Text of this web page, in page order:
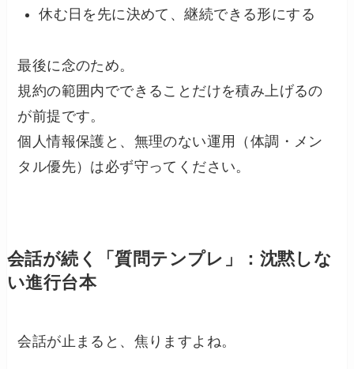
休む日を先に決めて、継続できる形にする
最後に念のため。
規約の範囲内でできることだけを積み上げるの
が前提です。
個人情報保護と、無理のない運用（体調・メン
タル優先）は必ず守ってください。
会話が続く「質問テンプレ」：沈黙しな
い進行台本
会話が止まると、焦りますよね。